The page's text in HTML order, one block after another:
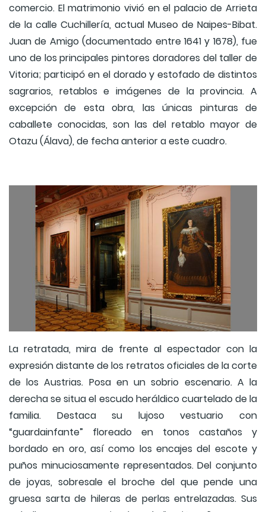
comercio. El matrimonio vivió en el palacio de Arrieta
de la calle Cuchillería, actual Museo de Naipes-Bibat.
Juan de Amigo (documentado entre 1641 y 1678), fue
uno de los principales pintores doradores del taller de
Vitoria; participó en el dorado y estofado de distintos
sagrarios, retablos e imágenes de la provincia. A
excepción de esta obra, las únicas pinturas de
caballete conocidas, son las del retablo mayor de
Otazu (Álava), de fecha anterior a este cuadro.
La retratada, mira de frente al espectador con la
expresión distante de los retratos oficiales de la corte
de los Austrias. Posa en un sobrio escenario. A la
derecha se situa el escudo heráldico cuartelado de la
familia. Destaca su lujoso vestuario con
“guardainfante” floreado en tonos castaños y
bordado en oro, así como los encajes del escote y
puños minuciosamente representados. Del conjunto
de joyas, sobresale el broche del que pende una
gruesa sarta de hileras de perlas entrelazadas. Sus